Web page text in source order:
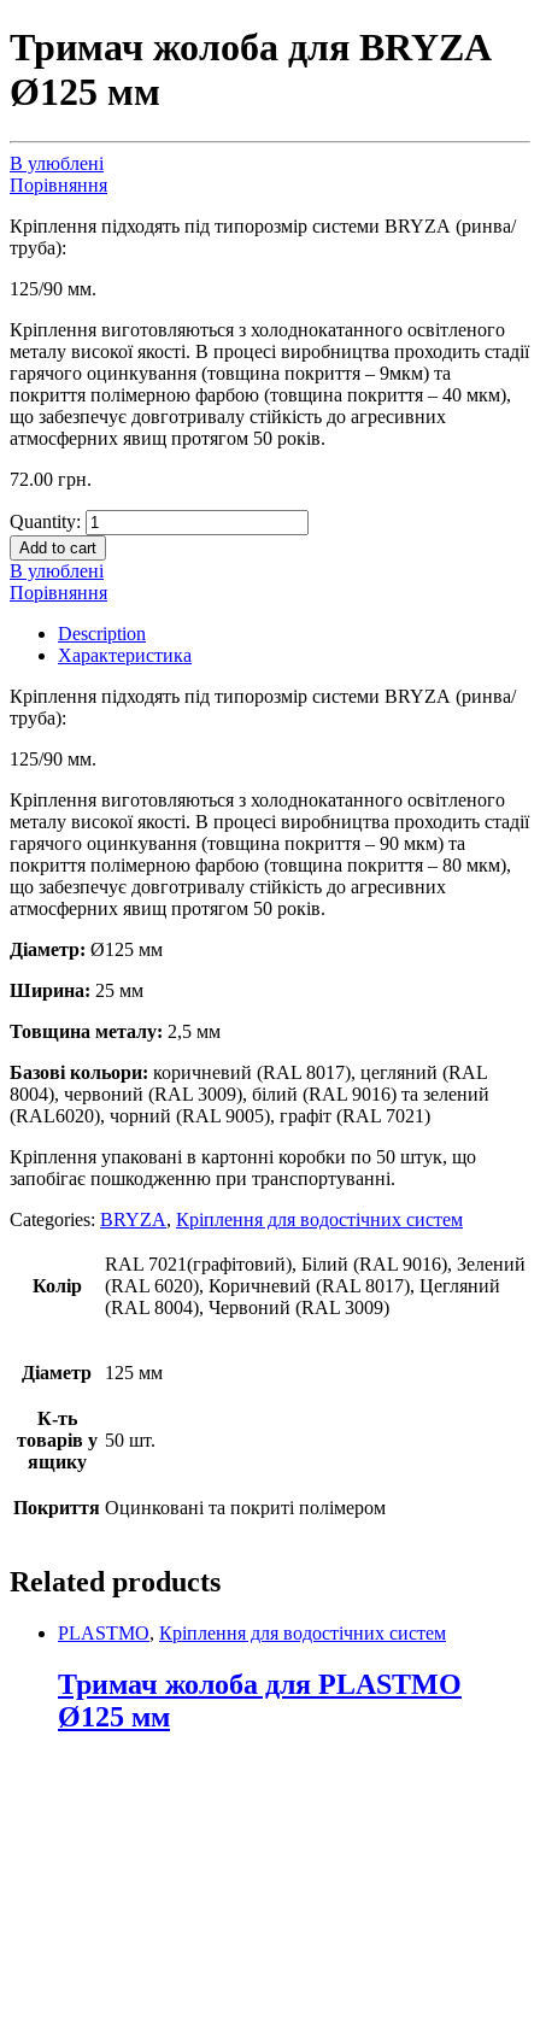
Тримач жолоба для BRYZA
Ø125 мм
В улюблені
Порівняння
Кріплення підходять під типорозмір системи BRYZA (ринва/
труба):
125/90 мм.
Кріплення виготовляються з холоднокатанного освітленого
металу високої якості. В процесі виробництва проходить стадії
гарячого оцинкування (товщина покриття – 9мкм) та
покриття полімерною фарбою (товщина покриття – 40 мкм),
що забезпечує довготривалу стійкість до агресивних
атмосферних явищ протягом 50 років.
72.00 грн.
Quantity:
Add to cart
В улюблені
Порівняння
Description
Характеристика
Кріплення підходять під типорозмір системи BRYZA (ринва/
труба):
125/90 мм.
Кріплення виготовляються з холоднокатанного освітленого
металу високої якості. В процесі виробництва проходить стадії
гарячого оцинкування (товщина покриття – 90 мкм) та
покриття полімерною фарбою (товщина покриття – 80 мкм),
що забезпечує довготривалу стійкість до агресивних
атмосферних явищ протягом 50 років.
Діаметр: Ø125 мм
Ширина: 25 мм
Товщина металу: 2,5 мм
Базові кольори: коричневий (RAL 8017), цегляний (RAL
8004), червоний (RAL 3009), білий (RAL 9016) та зелений
(RAL6020), чорний (RAL 9005), графіт (RAL 7021)
Кріплення упаковані в картонні коробки по 50 штук, що
запобігає пошкодженню при транспортуванні.
Categories: BRYZA, Кріплення для водостічних систем
Колір
RAL 7021(графітовий), Білий (RAL 9016), Зелений
(RAL 6020), Коричневий (RAL 8017), Цегляний
(RAL 8004), Червоний (RAL 3009)
Діаметр 125 мм
К-ть
товарів у
ящику
50 шт.
Покриття Оцинковані та покриті полімером
Related products
PLASTMO, Кріплення для водостічних систем
Тримач жолоба для PLASTMO
Ø125 мм